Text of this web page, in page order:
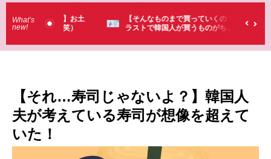
What’s
new!
た！】お土
（笑）
【そんなものまで買っていくの？】日本のド
ラストで韓国人が買うものがちょっと…
【それ…寿司じゃないよ？】韓国人
夫が考えている寿司が想像を超えて
いた！